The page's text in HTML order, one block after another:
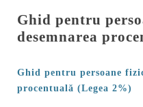
Ghid pentru
desemnarea
Ghid pentru persoane
procentuală (Legea 2%)